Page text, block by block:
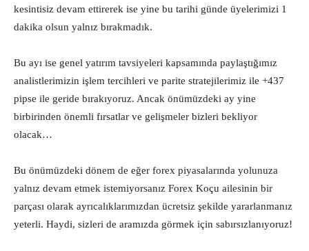
kesintisiz devam ettirerek ise yine bu tarihi günde üyelerimizi 1
dakika olsun yalnız bırakmadık.
Bu ayı ise genel yatırım tavsiyeleri kapsamında paylaştığımız
analistlerimizin işlem tercihleri ve parite stratejilerimiz ile +437
pipse ile geride bırakıyoruz. Ancak önümüzdeki ay yine
birbirinden önemli fırsatlar ve gelişmeler bizleri bekliyor
olacak…
Bu önümüzdeki dönem de eğer forex piyasalarında yolunuza
yalnız devam etmek istemiyorsanız Forex Koçu ailesinin bir
parçası olarak ayrıcalıklarımızdan ücretsiz şekilde yararlanmanız
yeterli. Haydi, sizleri de aramızda görmek için sabırsızlanıyoruz!